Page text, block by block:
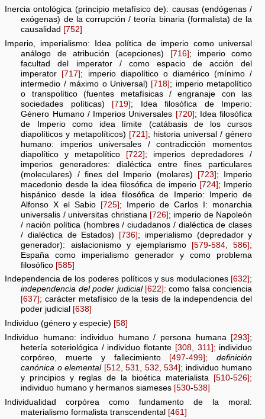
Inercia ontológica (principio metafísico de): causas (endógenas /
exógenas) de la corrupción / teoría binaria (formalista) de la
causalidad [752]
Imperio, imperialismo: Idea política de imperio como universal
análogo de atribución (acepciones) [716]; imperio como
facultad del imperator / como espacio de acción del
imperator [717]; imperio diapolítico o diamérico (mínimo /
intermedio / máximo o Universal) [718]; imperio metapolítico
o transpolítico (fuentes metafísicas / engranaje con las
sociedades políticas) [719]; Idea filosófica de Imperio:
Género Humano / Imperios Universales [720]; Idea filosófica
de Imperio como idea límite (catábasis de los cursos
diapolíticos y metapolíticos) [721]; historia universal / género
humano: imperios universales / contradicción momentos
diapolítico y metapolítico [722]; imperios depredadores /
imperios generadores: dialéctica entre fines particulares
(moleculares) / fines del Imperio (molares) [723]; Imperio
macedonio desde la idea filosófica de imperio [724]; Imperio
hispánico desde la idea filosófica de Imperio: Imperio de
Alfonso X el Sabio [725]; Imperio de Carlos I: monarchia
universalis / universitas christiana [726]; imperio de Napoleón
/ nación política (hombres / ciudadanos / dialéctica de clases
/ dialéctica de Estados) [736]; imperialismo (depredador y
generador): aislacionismo y ejemplarismo [579-584,
586];
España como imperialismo generador y como problema
filosófico [585]
Independencia de los poderes políticos y sus modulaciones [632];
independencia del poder judicial [622]: como falsa conciencia
[637]; carácter metafísico de la tesis de la independencia del
poder judicial [638]
Individuo (género y especie) [58]
Individuo humano: individuo humano / persona humana
[293] ;
hetería soteriológica / individuo flotante [308, 311]; individuo
corpóreo, muerte y fallecimiento
[497-499];
definición
canónica o elemental [512, 531, 532, 534]; individuo humano
y principios y reglas de la bioética materialista
[510-526];
individuo humano y hermanos siameses [530-538]
Individualidad corpórea como fundamento de la moral:
materialismo formalista transcendental [461]